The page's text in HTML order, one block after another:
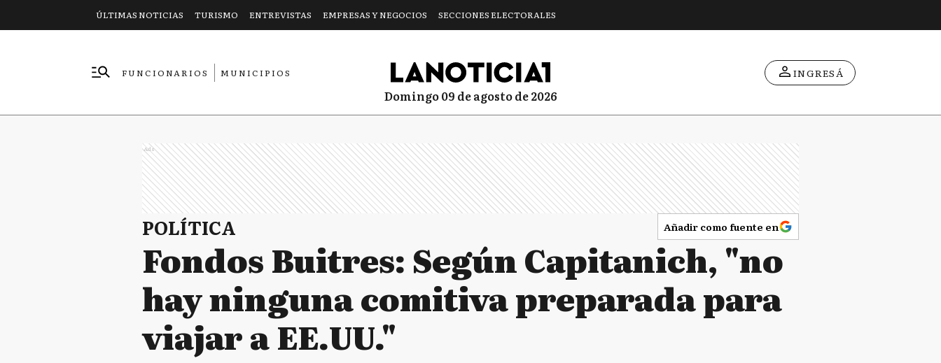
ÚLTIMAS NOTICIAS TURISMO ENTREVISTAS EMPRESAS Y NEGOCIOS SECCIONES ELECTORALES
FUNCIONARIOS
MUNICIPIOS
domingo 09 de agosto de 2026
INGRESÁ
Ads
POLÍTICA Añadir como fuente en
Fondos Buitres: Según Capitanich, "no
hay ninguna comitiva preparada para
viajar a EE.UU."